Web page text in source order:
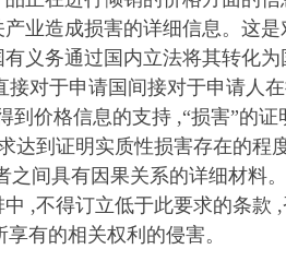
业造成损害的详细信息。这
义务通过国内立法将其转化
接对于申请国间接对于申请人
到价格信息的支持 ,“损害”的
达到证明实质性损害存在的程
之间具有因果关系的详细材料
,不得订立低于此要求的条款
有的相关权利的侵害。